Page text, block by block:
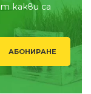
какви са
АБОНИРАНЕ